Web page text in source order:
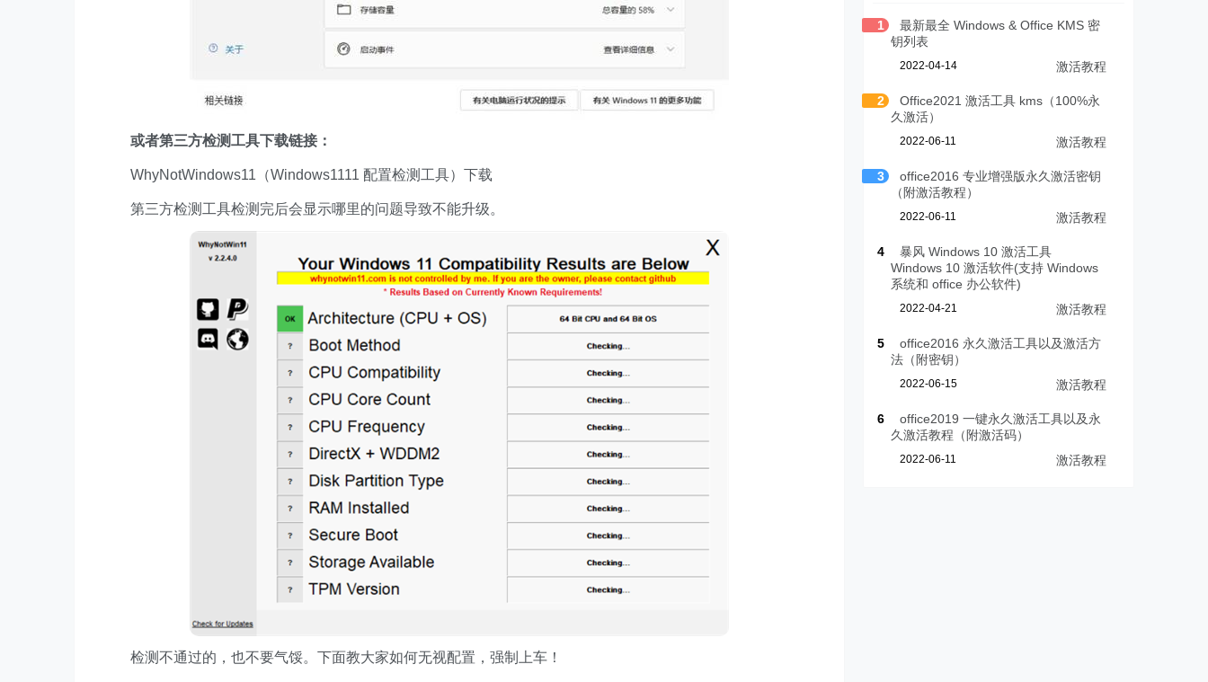
或者第三方检测工具下载链接：
WhyNotWindows11（Windows1111 配置检测工具）下载
第三方检测工具检测完后会显示哪里的问题导致不能升级。
检测不通过的，也不要气馁。下面教大家如何无视配置，强制上车！
1
最新最全 Windows & Office KMS 密
钥列表
2022-04-14 激活教程
2
Office2021 激活工具 kms（100%永
久激活）
2022-06-11 激活教程
3
office2016 专业增强版永久激活密钥
（附激活教程）
2022-06-11 激活教程
4
暴风 Windows 10 激活工具
Windows 10 激活软件(支持 Windows
系统和 office 办公软件)
2022-04-21 激活教程
5
office2016 永久激活工具以及激活方
法（附密钥）
2022-06-15 激活教程
6
office2019 一键永久激活工具以及永
久激活教程（附激活码）
2022-06-11 激活教程